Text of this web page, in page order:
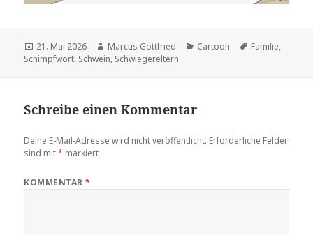
Veröffentlicht
am
21. Mai 2026 Autor
Marcus Gottfried Kategorien
Cartoon Schlagwörter
Familie,
Schimpfwort, Schwein, Schwiegereltern
Schreibe einen Kommentar
Deine E-Mail-Adresse wird nicht veröffentlicht. Erforderliche Felder
sind mit* markiert
KOMMENTAR*